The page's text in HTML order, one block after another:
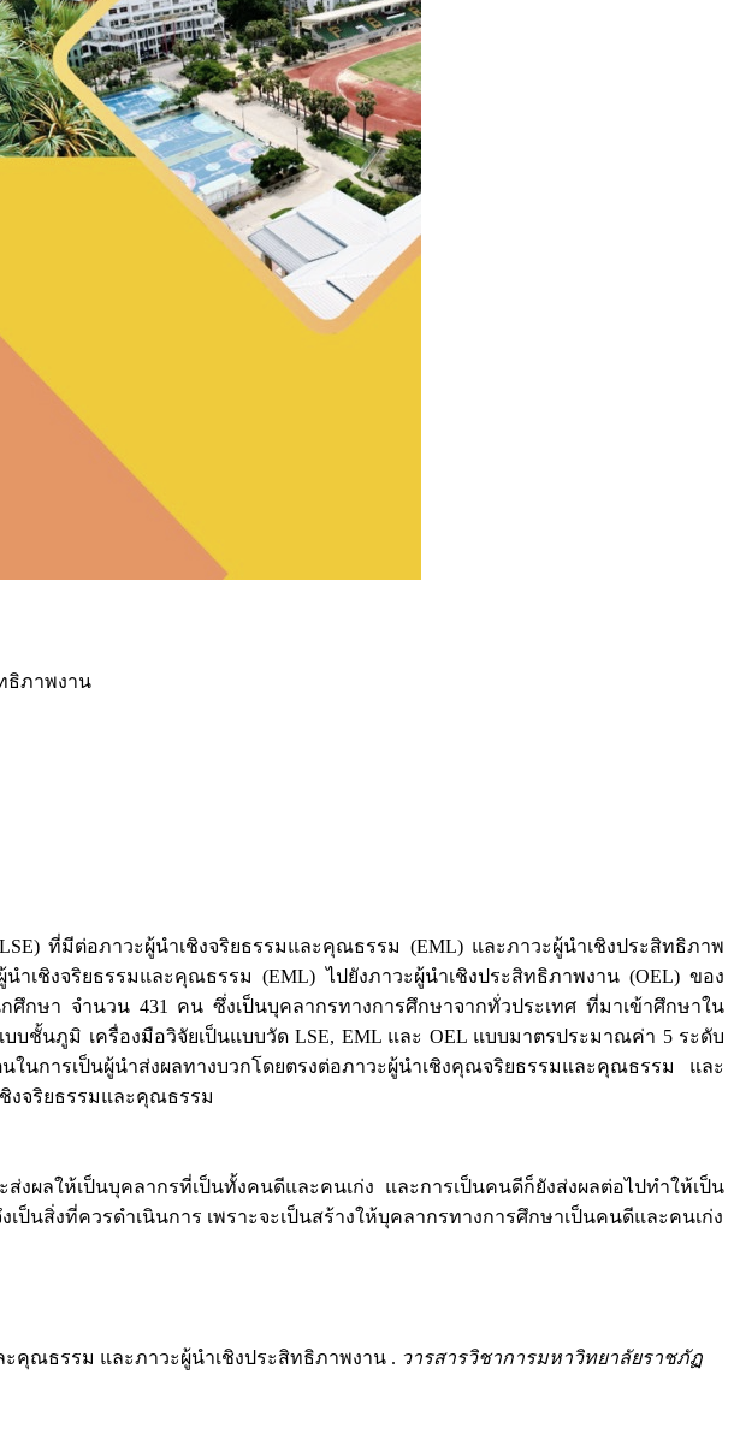
ธิภาพงาน
ที่มีต่อภาวะผู้นำเชิงจริยธรรมและคุณธรรม (EML) และภาวะผู้นำเชิงประสิทธิภาพ
เชิงจริยธรรมและคุณธรรม (EML) ไปยังภาวะผู้นำเชิงประสิทธิภาพงาน (OEL) ของ
ษา จำนวน 431 คน ซึ่งเป็นบุคลากรทางการศึกษาจากทั่วประเทศ ที่มาเข้าศึกษาใน
ชั้นภูมิ เครื่องมือวิจัยเป็นแบบวัด LSE, EML และ OEL แบบมาตรประมาณค่า 5 ระดับ
นการเป็นผู้นำส่งผลทางบวกโดยตรงต่อภาวะผู้นำเชิงคุณจริยธรรมและคุณธรรม และ
งจริยธรรมและคุณธรรม
ผลให้เป็นบุคลากรที่เป็นทั้งคนดีและคนเก่ง และการเป็นคนดีก็ยังส่งผลต่อไปทำให้เป็น
สิ่งที่ควรดำเนินการ เพราะจะเป็นสร้างให้บุคลากรทางการศึกษาเป็นคนดีและคนเก่ง
คุณธรรม และภาวะผู้นำเชิงประสิทธิภาพงาน . วารสารวิชาการมหาวิทยาลัยราชภัฏ